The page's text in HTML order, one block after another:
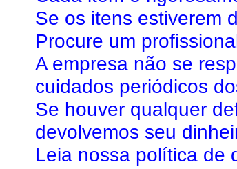
Se os itens estiverem
Procure um
A empresa não se
cuidados periódicos
Se houver qualquer
devolvemos seu
Leia nossa política de